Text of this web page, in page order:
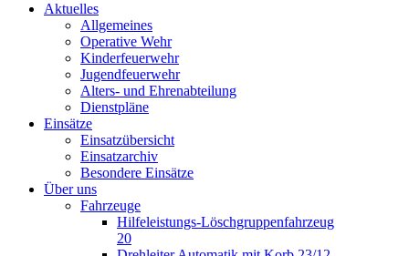
Aktuelles
Allgemeines
Operative Wehr
Kinderfeuerwehr
Jugendfeuerwehr
Alters- und Ehrenabteilung
Dienstpläne
Einsätze
Einsatzübersicht
Einsatzarchiv
Besondere Einsätze
Über uns
Fahrzeuge
Hilfeleistungs-Löschgruppenfahrzeug
20